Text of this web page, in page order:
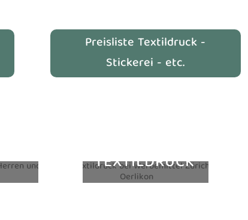
Preisliste Textildruck -
Stickerei - etc.
TEXTILDRUCK